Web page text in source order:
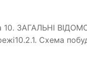
10. ЗАГАЛЬНІ
Схема